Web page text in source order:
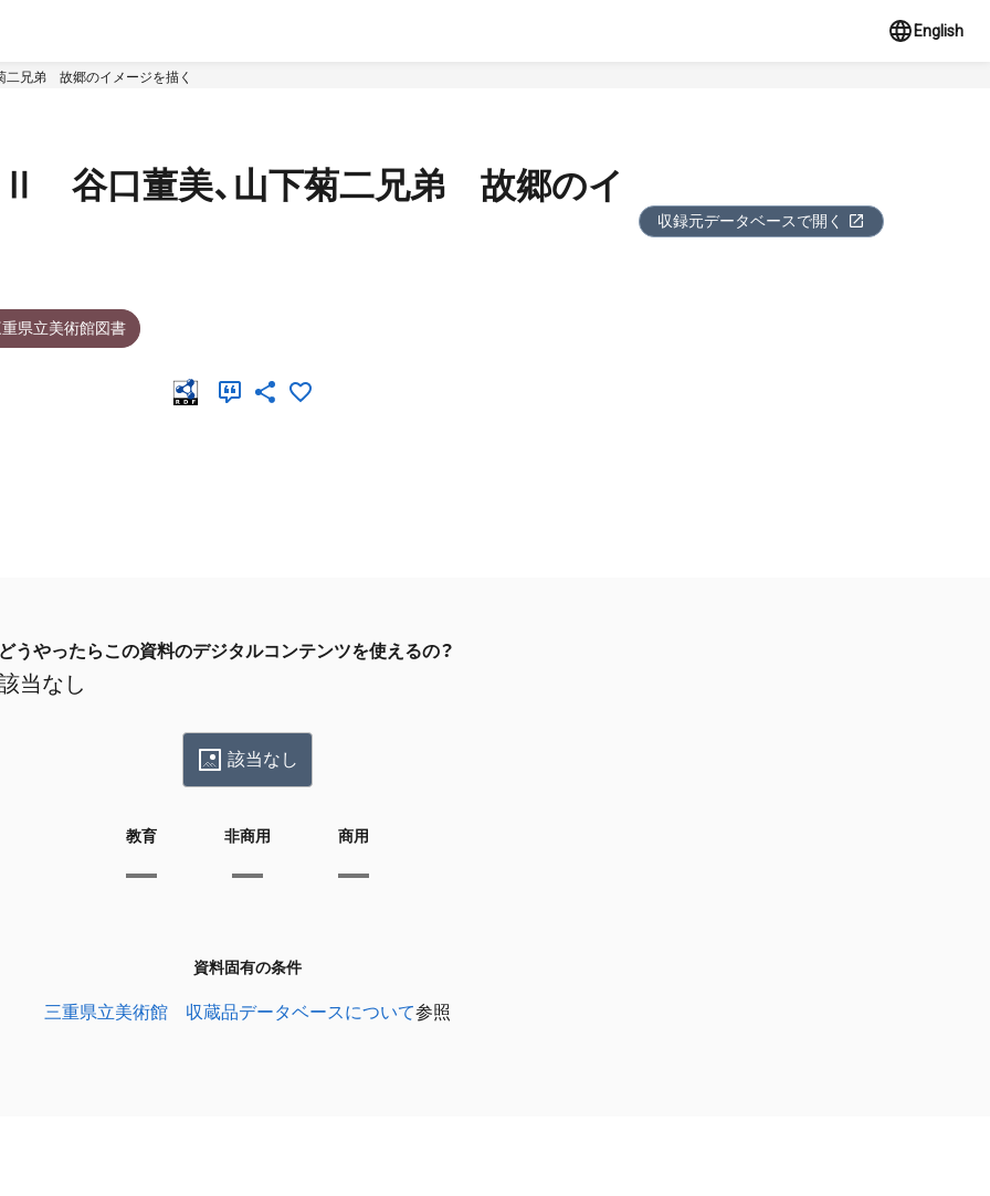
English
兄弟 故郷のイメージを描く
谷口董美、山下菊二兄弟 故郷のイ
収録元データベースで開く
重県立美術館図書
どうやったらこの資料のデジタルコンテンツを使えるの？
当なし
該当なし
教育 非商用 商用
資料固有の条件
三重県立美術館 収蔵品データベースについて参照